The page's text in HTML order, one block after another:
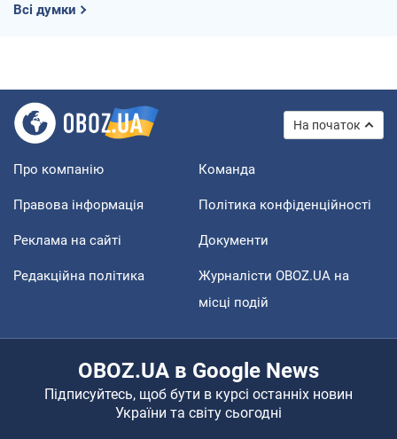
Всі думки
На початок
Про компанію Команда
Правова інформація Політика конфіденційності
Реклама на сайті Документи
Редакційна політика
Журналісти OBOZ.UA на
місці подій
OBOZ.UA в Google News
Підписуйтесь, щоб бути в курсі останніх новин
України та світу сьогодні